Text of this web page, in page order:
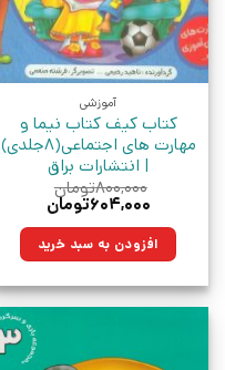
آموزشی
کتاب کیف کتاب نیما و
مهارت های اجتماعی(8جلدی)
| انتشارات براق
۸۰۰,۰۰۰تومان
قیمت
۸۰۰,۰۰۰تومان
بود.
۶۰۴,۰۰۰تومان
۶۰۴,۰۰۰تومان.افزودن به سبد خرید